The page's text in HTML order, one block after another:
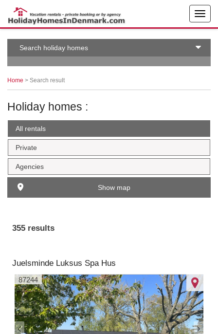
← More examples
Search holiday homes
Home > Search result
Holiday homes :
All rentals
Private
Agencies
Show map
355 results
Juelsminde Luksus Spa Hus
87244